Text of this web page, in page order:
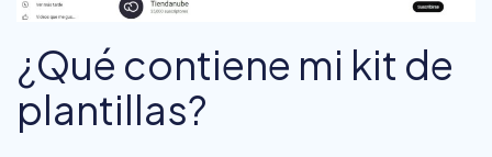
¿Qué contiene mi kit de
plantillas?